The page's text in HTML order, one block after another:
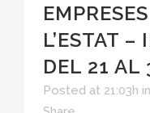
L’ESTAT
DEL 21 AL
Posted at 21:03h in